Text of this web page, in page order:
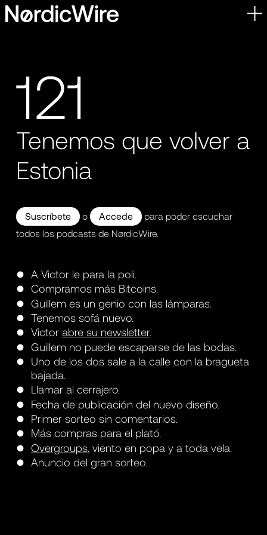
Skip
to
121
Tenemos que volver a
Estonia
Suscríbete o Accede
para poder escuchar
todos los podcasts de NørdicWire.
A Victor le para la poli.
Compramos más Bitcoins.
Guillem es un genio con las lámparas.
Tenemos sofá nuevo.
Victor abre su newsletter.
Guillem no puede escaparse de las bodas.
Uno de los dos sale a la calle con la bragueta
bajada.
Llamar al cerrajero.
Fecha de publicación del nuevo diseño.
Primer sorteo sin comentarios.
Más compras para el plató.
Overgroups, viento en popa y a toda vela.
Anuncio del gran sorteo.